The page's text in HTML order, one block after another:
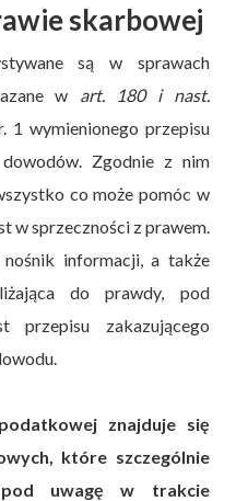
skarbowej
są w sprawach
w art. 180 i nast.
1 wymienionego przepisu
Zgodnie z nim
co może pomóc w
w sprzeczności z prawem.
informacji, a także
do prawdy, pod
przepisu zakazującego
znajduje się
które szczególnie
uwagę w trakcie